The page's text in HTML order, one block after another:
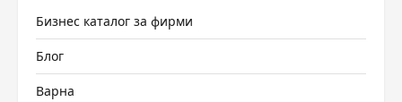
Бизнес каталог за фирми
Блог
Варна